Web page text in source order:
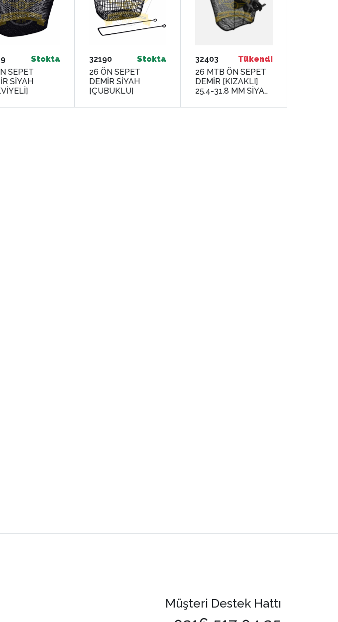
Stokta
SEPET
SİYAH
32190
Stokta
26 ÖN SEPET
DEMİR SİYAH
[ÇUBUKLU]
32403
Tükendi
26 MTB ÖN SEPET
DEMİR [KIZAKLI]
25.4-31.8 MM SİYAH
Müşteri Destek Hattı